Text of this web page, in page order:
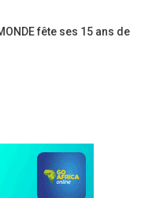
fête ses 15 ans de